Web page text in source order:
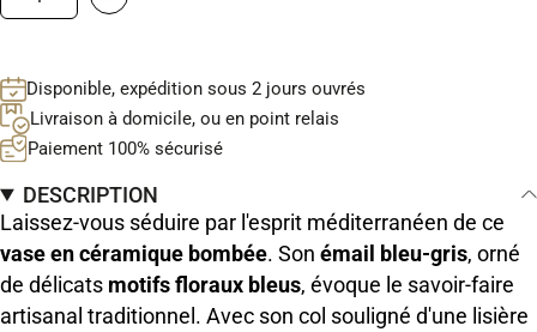
Disponible, expédition sous 2 jours ouvrés
Livraison à domicile, ou en point relais
Paiement 100% sécurisé
DESCRIPTION
Laissez-vous séduire par l'esprit méditerranéen de ce
vase en céramique bombée. Son émail bleu-gris, orné
de délicats motifs floraux bleus, évoque le savoir-faire
artisanal traditionnel. Avec son col souligné d'une lisière